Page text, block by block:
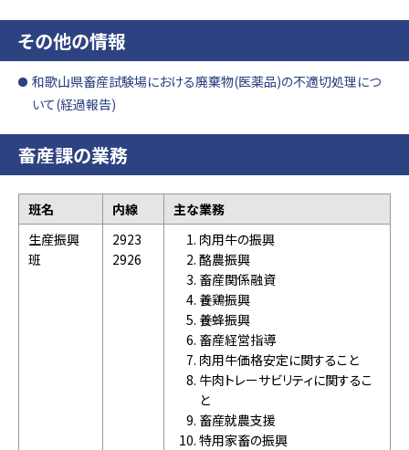
その他の情報
和歌山県畜産試験場における廃棄物(医薬品)の不適切処理につ
いて(経過報告)
畜産課の業務
班名 内線
主な業務
生産振興
班
2923
2926
肉用牛の振興
酪農振興
畜産関係融資
養鶏振興
養蜂振興
畜産経営指導
肉用牛価格安定に関すること
牛肉トレーサビリティに関するこ
と
畜産就農支援
特用家畜の振興